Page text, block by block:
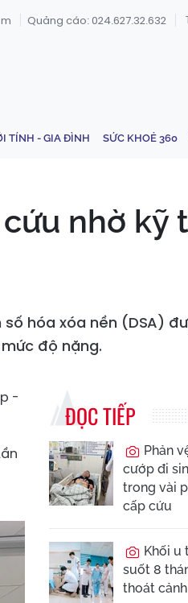
Quảng cáo: 024.627.32.632
TÍNH - GIA ĐÌNH SỨC KHOẺ 360
nhờ kỹ
hóa xóa nền (DSA)
độ nặng.
-
ĐỌC TIẾP
Phản
cướp đi
trong vài
cấp cứu
Khối u
suốt 8
thoát